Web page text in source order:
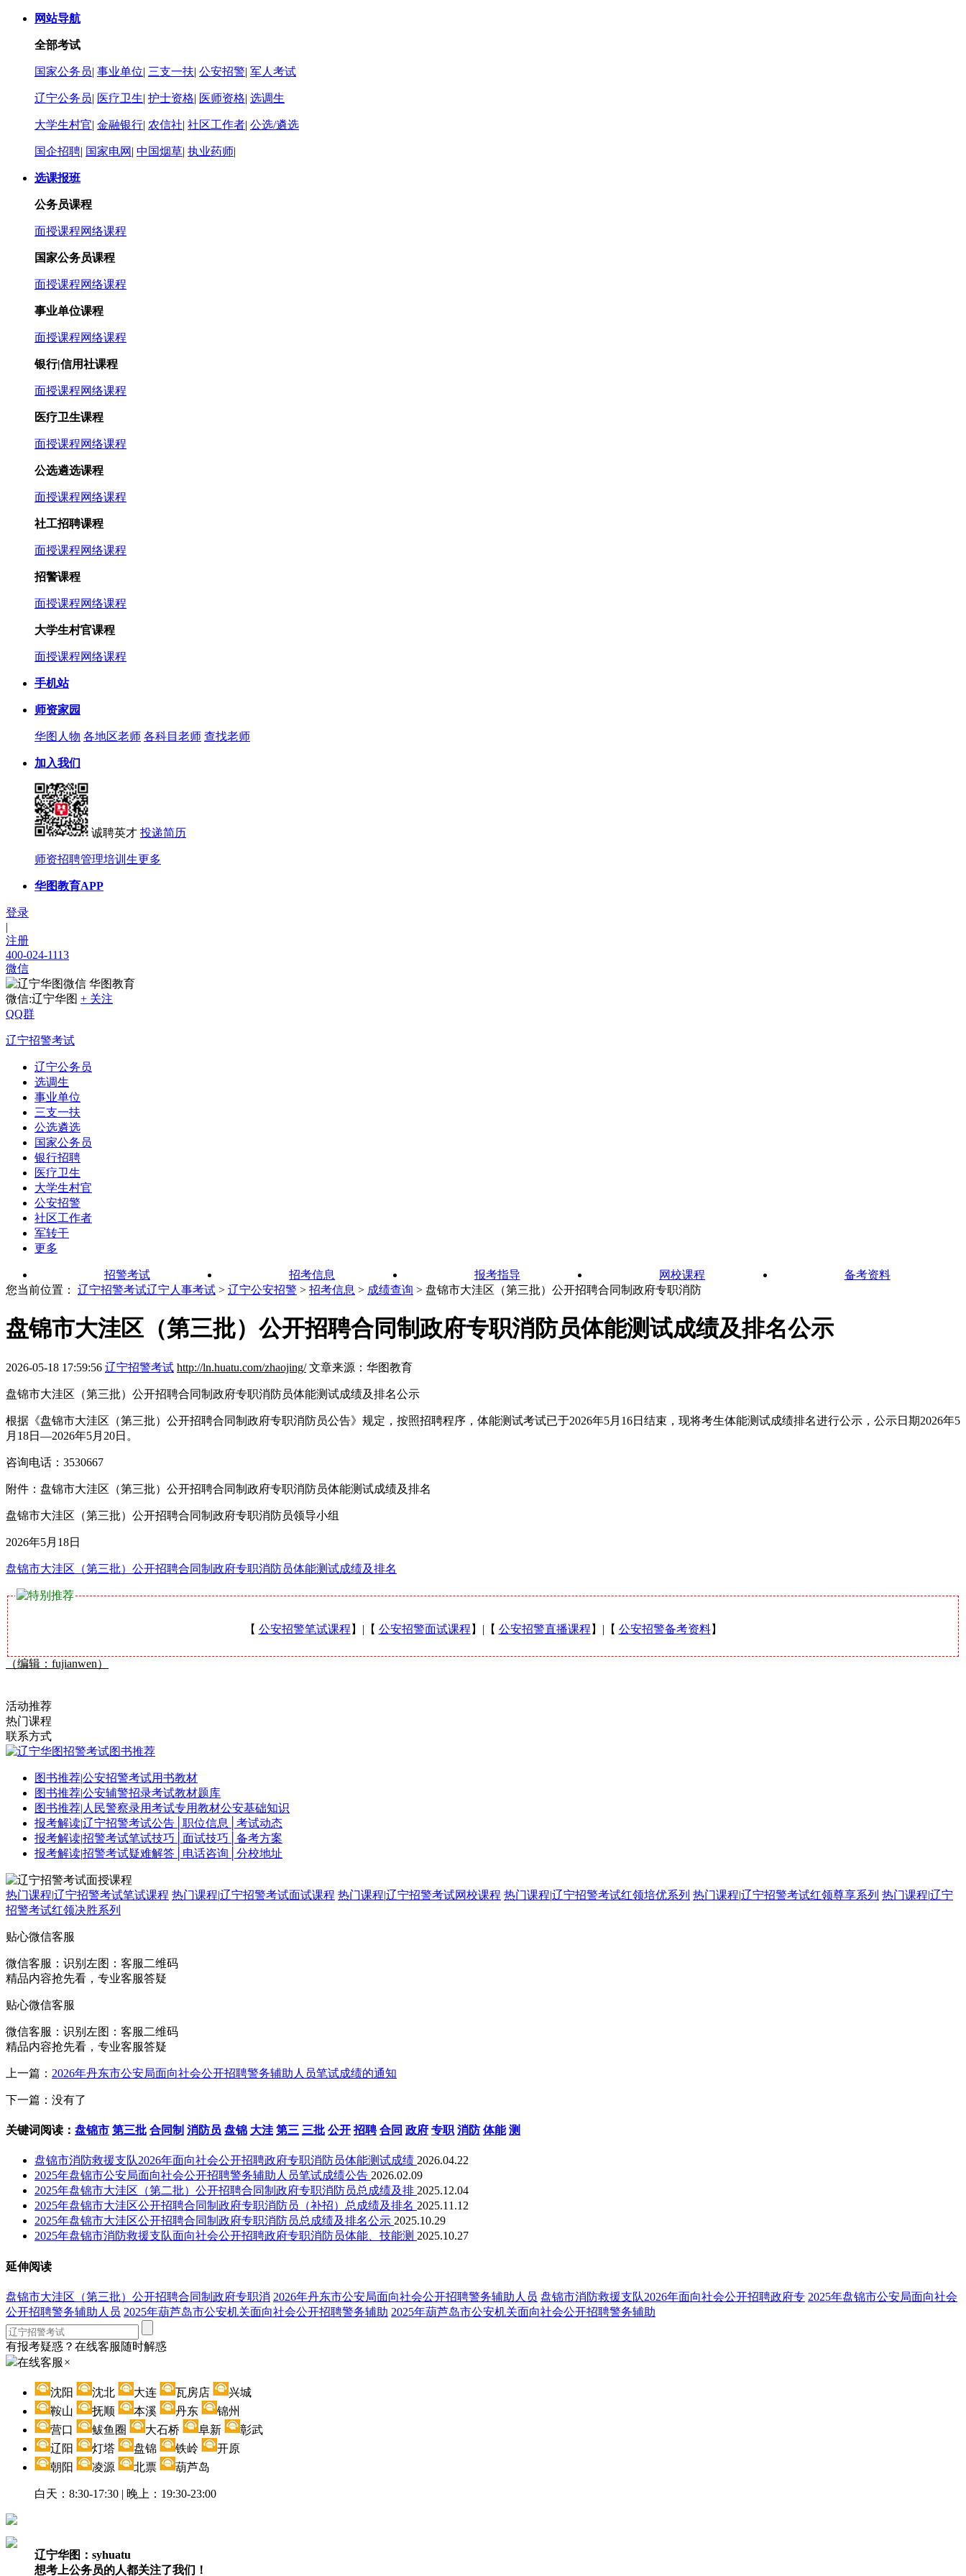
网站导航
全部考试
国家公务员| 事业单位| 三支一扶| 公安招警| 军人考试
辽宁公务员| 医疗卫生| 护士资格| 医师资格| 选调生
大学生村官| 金融银行| 农信社| 社区工作者| 公选/遴选
国企招聘| 国家电网 | 中国烟草| 执业药师|
选课报班
公务员课程
面授课程网络课程
国家公务员课程
面授课程网络课程
事业单位课程
面授课程网络课程
银行|信用社课程
面授课程网络课程
医疗卫生课程
面授课程网络课程
公选遴选课程
面授课程网络课程
社工招聘课程
面授课程网络课程
招警课程
面授课程网络课程
大学生村官课程
面授课程网络课程
手机站
师资家园
华图人物 各地区老师 各科目老师 查找老师
加入我们
诚聘英才 投递简历
师资招聘管理培训生更多
华图教育APP
登录
|
注册
400-024-1113
微信
华图教育
微信:辽宁华图 + 关注
QQ群
辽宁招警考试
辽宁公务员
选调生
事业单位
三支一扶
公选遴选
国家公务员
银行招聘
医疗卫生
大学生村官
公安招警
社区工作者
军转干
更多
招警考试 招考信息 报考指导 网校课程
备考资料
您当前位置： 辽宁招警考试辽宁人事考试 > 辽宁公安招警 > 招考信息 > 成绩查询 > 盘锦市大洼区（第三批）公开招聘合同制政府专职消防
盘锦市大洼区（第三批）公开招聘合同制政府专职消防员体能测试成绩及排名公示
2026-05-18 17:59:56 辽宁招警考试 http://ln.huatu.com/zhaojing/ 文章来源：华图教育
盘锦市大洼区（第三批）公开招聘合同制政府专职消防员体能测试成绩及排名公示
根据《盘锦市大洼区（第三批）公开招聘合同制政府专职消防员公告》规定，按照招聘程序，体能测试考试已于2026年5月16日结束，现将考生体能测试成绩排名进行公示，公示日期2026年5
月18日—2026年5月20日。
咨询电话：3530667
附件：盘锦市大洼区（第三批）公开招聘合同制政府专职消防员体能测试成绩及排名
盘锦市大洼区（第三批）公开招聘合同制政府专职消防员领导小组
2026年5月18日
盘锦市大洼区（第三批）公开招聘合同制政府专职消防员体能测试成绩及排名
【 公安招警笔试课程 】|【 公安招警面试课程 】|【 公安招警直播课程 】|【 公安招警备考资料】
（编辑：fujianwen）
活动推荐
热门课程
联系方式
图书推荐|公安招警考试用书教材
图书推荐|公安辅警招录考试教材题库
图书推荐| 人民警察录用考试专用教材公安基础知识
报考解读|辽宁招警考试公告│职位信息│考试动态
报考解读|招警考试笔试技巧│面试技巧│备考方案
报考解读|招警考试疑难解答│电话咨询│分校地址
热门课程|辽宁招警考试笔试课程 热门课程|辽宁招警考试面试课程 热门课程|辽宁招警考试网校课程 热门课程|辽宁招警考试红领培优系列 热门课程|辽宁招警考试红领尊享系列 热门课程|辽宁
招警考试红领决胜系列
贴心微信客服
微信客服： 识别左图：客服二维码
精品内容抢先看，专业客服答疑
贴心微信客服
微信客服： 识别左图：客服二维码
精品内容抢先看，专业客服答疑
上一篇： 2026年丹东市公安局面向社会公开招聘警务辅助人员笔试成绩的通知
下一篇：没有了
关键词阅读： 盘锦市 第三批 合同制 消防员 盘锦 大洼 第三 三批 公开 招聘 合同 政府 专职 消防 体能 测
盘锦市消防救援支队2026年面向社会公开招聘政府专职消防员体能测试成绩 2026.04.22
2025年盘锦市公安局面向社会公开招聘警务辅助人员笔试成绩公告 2026.02.09
2025年盘锦市大洼区（第二批）公开招聘合同制政府专职消防员总成绩及排 2025.12.04
2025年盘锦市大洼区公开招聘合同制政府专职消防员（补招）总成绩及排名 2025.11.12
2025年盘锦市大洼区公开招聘合同制政府专职消防员总成绩及排名公示 2025.10.29
2025年盘锦市消防救援支队面向社会公开招聘政府专职消防员体能、技能测 2025.10.27
延伸阅读
盘锦市大洼区（第三批）公开招聘合同制政府专职消 2026年丹东市公安局面向社会公开招聘警务辅助人员 盘锦市消防救援支队2026年面向社会公开招聘政府专 2025年盘锦市公安局面向社会
公开招聘警务辅助人员 2025年葫芦岛市公安机关面向社会公开招聘警务辅助 2025年葫芦岛市公安机关面向社会公开招聘警务辅助
有报考疑惑？在线客服随时解惑
在线客服 ×
沈阳 沈北 大连 瓦房店
兴城
鞍山
抚顺 本溪 丹东
锦州
营口
鲅鱼圈 大石桥 阜新
彰武
辽阳
灯塔 盘锦 铁岭
开原
朝阳
凌源 北票 葫芦岛
白天：8:30-17:30 | 晚上：19:30-23:00
辽宁华图：syhuatu
想考上公务员的人都关注了我们！